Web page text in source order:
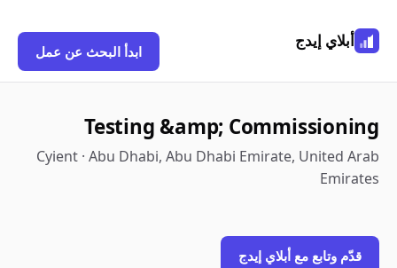
أبلاي إيدج
ابدأ البحث عن عمل
Testing &amp; Commissioning
Cyient · Abu Dhabi, Abu Dhabi Emirate, United Arab
Emirates
قدّم وتابع مع أبلاي إيدج